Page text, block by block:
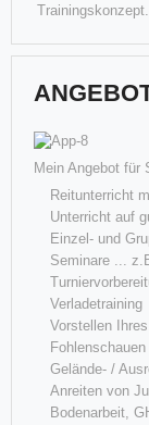
"Best of Invy" ...
wurde ging ein
Trainingskonzept.
Mein Angebot für
Reitunterricht
Unterricht auf
Einzel- und
Seminare ...
Verladetraining
Vorstellen
Fohlenschauen
Gelände- /
Anreiten von
Bodenarbeit,